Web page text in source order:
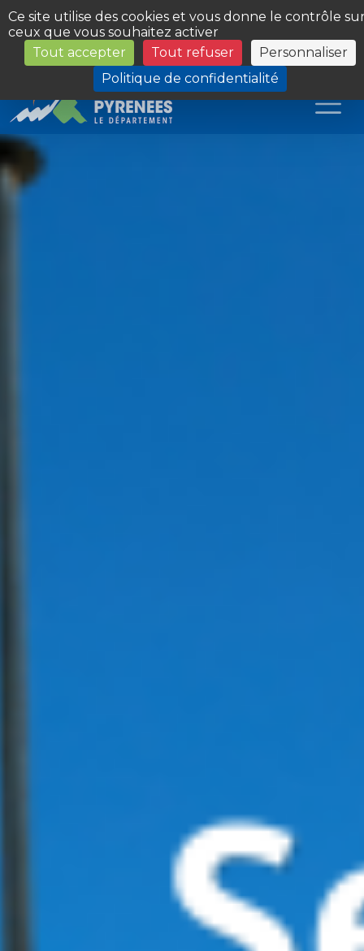
Panneau de gestion des cookies
Ce site utilise des cookies et vous donne le contrôle
ceux que vous souhaitez activer
Tout accepter
Tout refuser
Personnaliser
Politique de confidentialité
Les Sites du Département